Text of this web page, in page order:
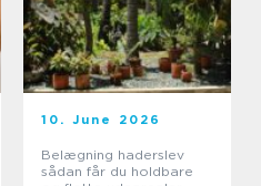
10. June 2026
Belægning haderslev
sådan får du holdbare